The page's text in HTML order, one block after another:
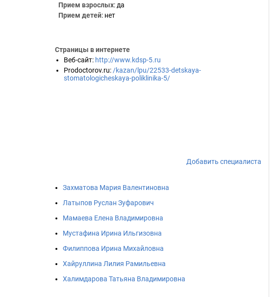
Прием взрослых: да
Прием детей: нет
Страницы в интернете
Веб-сайт: http://www.kdsp-5.ru
Prodoctorov.ru: /kazan/lpu/22533-detskaya-
stomatologicheskaya-poliklinika-5/
Добавить специалиста
Захматова Мария Валентиновна
Латыпов Руслан Зуфарович
Мамаева Елена Владимировна
Мустафина Ирина Ильгизовна
Филиппова Ирина Михайловна
Хайруллина Лилия Рамильевна
Халимдарова Татьяна Владимировна